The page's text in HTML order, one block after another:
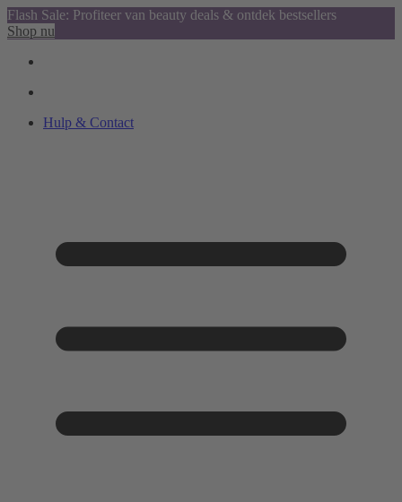
Flash Sale: Profiteer van beauty deals & ontdek bestsellers
Shop nu
Hulp & Contact